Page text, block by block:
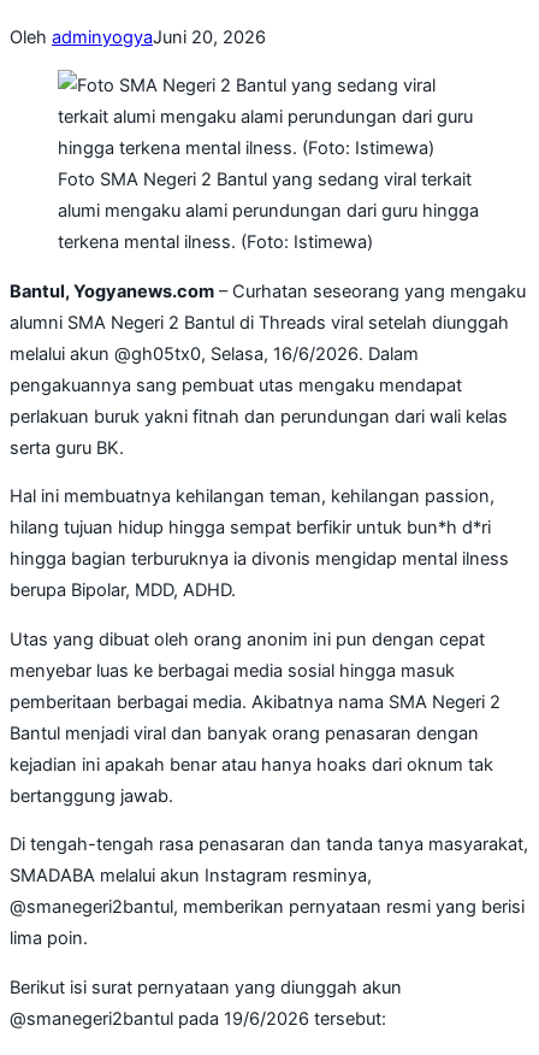
Oleh adminyogyaJuni 20, 2026
Foto SMA Negeri 2 Bantul yang sedang viral terkait
alumi mengaku alami perundungan dari guru hingga
terkena mental ilness. (Foto: Istimewa)
Bantul, Yogyanews.com – Curhatan seseorang yang mengaku
alumni SMA Negeri 2 Bantul di Threads viral setelah diunggah
melalui akun @gh05tx0, Selasa, 16/6/2026. Dalam
pengakuannya sang pembuat utas mengaku mendapat
perlakuan buruk yakni fitnah dan perundungan dari wali kelas
serta guru BK.
Hal ini membuatnya kehilangan teman, kehilangan passion,
hilang tujuan hidup hingga sempat berfikir untuk bun*h d*ri
hingga bagian terburuknya ia divonis mengidap mental ilness
berupa Bipolar, MDD, ADHD.
Utas yang dibuat oleh orang anonim ini pun dengan cepat
menyebar luas ke berbagai media sosial hingga masuk
pemberitaan berbagai media. Akibatnya nama SMA Negeri 2
Bantul menjadi viral dan banyak orang penasaran dengan
kejadian ini apakah benar atau hanya hoaks dari oknum tak
bertanggung jawab.
Di tengah-tengah rasa penasaran dan tanda tanya masyarakat,
SMADABA melalui akun Instagram resminya,
@smanegeri2bantul, memberikan pernyataan resmi yang berisi
lima poin.
Berikut isi surat pernyataan yang diunggah akun
@smanegeri2bantul pada 19/6/2026 tersebut: